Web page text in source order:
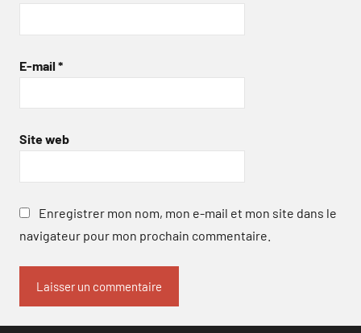
E-mail *
Site web
Enregistrer mon nom, mon e-mail et mon site dans le
navigateur pour mon prochain commentaire.